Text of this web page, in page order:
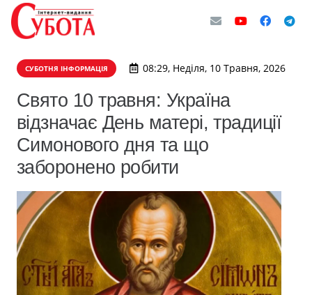
СУБОТНЯ ІНФОРМАЦІЯ 08:29, Неділя, 10 Травня, 2026
Свято 10 травня: Україна
відзначає День матері, традиції
Симонового дня та що
заборонено робити